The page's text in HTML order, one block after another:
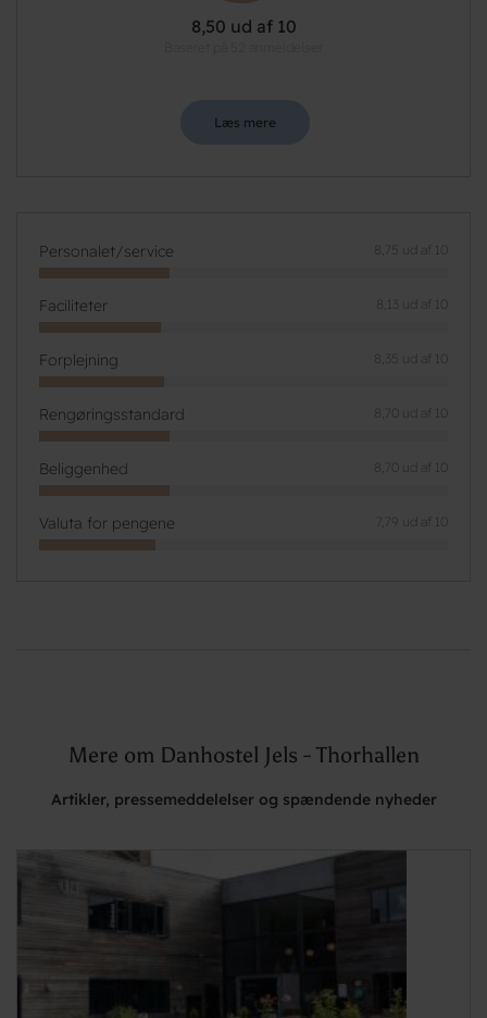
8,50 ud af 10
Læs mere
Personalet/service 8,75 ud af 10
Faciliteter 8,13 ud af 10
Forplejning 8,35 ud af 10
Rengøringsstandard 8,70 ud af 10
Beliggenhed 8,70 ud af 10
Valuta for pengene 7,79 ud af 10
Mere om Danhostel Jels - Thorhallen
Artikler, pressemeddelelser og spændende nyheder